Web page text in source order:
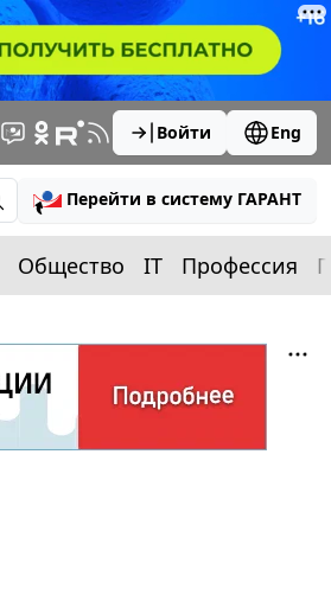
Войти Eng
Перейти в систему ГАРАНТ
Общество IT Профессия